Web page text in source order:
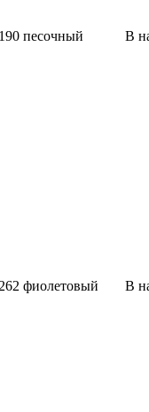
песочный В
фиолетовый В